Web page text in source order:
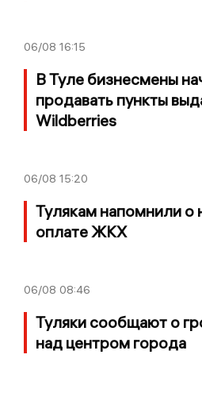
06/08 16:15
В Туле бизнесмены
продавать пункты
Wildberries
06/08 15:20
Тулякам напомнили о
оплате ЖКХ
06/08 08:46
Туляки сообщают о
над центром города